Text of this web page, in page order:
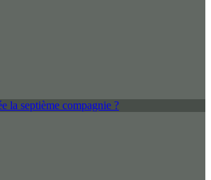
la septième compagnie ?